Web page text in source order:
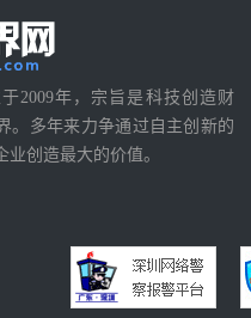
2009年，宗旨是科技创造财
。多年来力争通过自主创新的
创造最大的价值。